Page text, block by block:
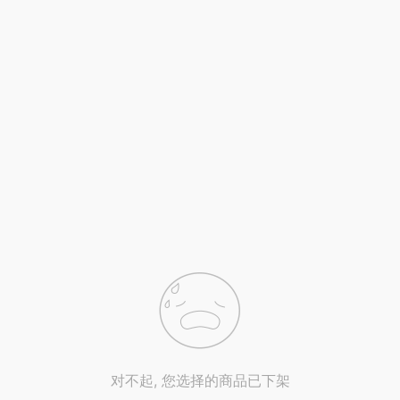
对不起, 您选择的商品已下架